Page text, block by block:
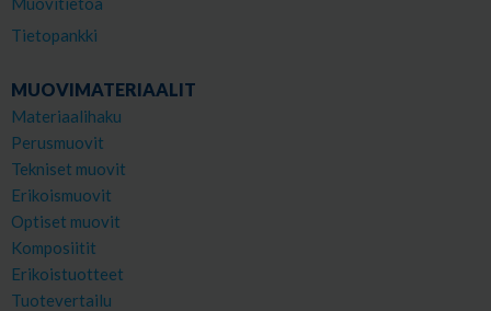
Tietopankki
MUOVIMATERIAALIT
Materiaalihaku
Perusmuovit
Tekniset muovit
Erikoismuovit
Optiset muovit
Komposiitit
Erikoistuotteet
Tuotevertailu